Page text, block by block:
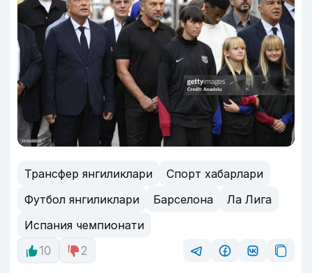
Трансфер янгиликлари
Спорт хабарлари
Футбол янгиликлари
Барселона
Ла Лига
Испания чемпионати
10
2